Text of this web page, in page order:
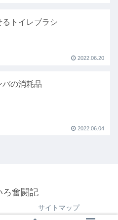
るトイレブラシ
2022.06.20
バの消耗品
2022.06.04
ろ奮闘記
サイトマップ